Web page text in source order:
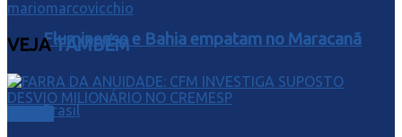
Fluminense e Bahia empatam no Maracanã
Brasil
mariomarcovicchio
VEJATAMBÉM